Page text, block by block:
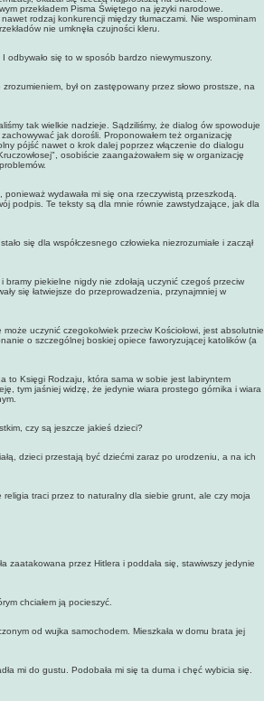
przekładem Pisma Świętego na języki narodowe.
rodzaj konkurencji między tłumaczami. Nie wspominam
nie umknęła czujności kleru.
się to w sposób bardzo niewymuszony.
był on zastępowany przez słowo prostsze, na
tak wielkie nadzieje. Sądziliśmy, że dialog ów spowoduje
jak dorośli. Proponowałem też organizację
pójść nawet o krok dalej poprzez włączenie do dialogu
osobiście zaangażowałem się w organizację
wydawała mi się ona rzeczywistą przeszkodą.
podpis. Te teksty są dla mnie równie zawstydzające, jak dla
się dla współczesnego człowieka niezrozumiałe i zaczął
piekielne nigdy nie zdołają uczynić czegoś przeciw
się łatwiejsze do przeprowadzenia, przynajmniej w
uczynić czegokolwiek przeciw Kościołowi, jest absolutnie
o szczególnej boskiej opiece faworyzującej katolików (a
Księgi Rodzaju, która sama w sobie jest labiryntem
tym jaśniej widzę, że jedynie wiara prostego górnika i wiara
czy są jeszcze jakieś dzieci?
dzieci przestają być dziećmi zaraz po urodzeniu, a na ich
traci przez to naturalny dla siebie grunt, ale czy moja
przez Hitlera i poddała się, stawiwszy jedynie
chciałem ją pocieszyć.
od wujka samochodem. Mieszkała w domu brata jej
do gustu. Podobała mi się ta duma i chęć wybicia się.